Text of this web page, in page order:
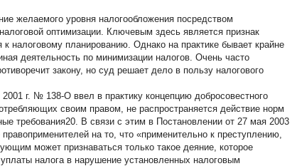
желаемого уровня налогообложения посредством
оптимизации. Ключевым здесь является признак
к налоговому планированию. Однако на практике бывает крайне
деятельность по минимизации налогов. Очень часто
закону, но суд решает дело в пользу налогового
г. № 138-О ввел в практику концепцию добросовестного
своим правом, не распространяется действие норм
требования20. В связи с этим в Постановлении от 27 мая 2003
на то, что «применительно к преступлению,
может признаваться только такое деяние, которое
налога в нарушение установленных налоговым